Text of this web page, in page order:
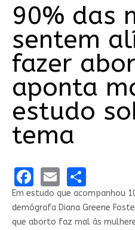
90% das
sentem
fazer
aponta
estudo
tema
Facebook
EmailShare
Em estudo que acompanhou
demógrafa Diana Greene
que aborto faz mal às